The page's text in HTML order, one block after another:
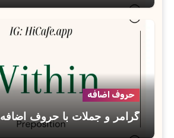
حروف اضافه
گرامر و جملات با حروف اضافه Within